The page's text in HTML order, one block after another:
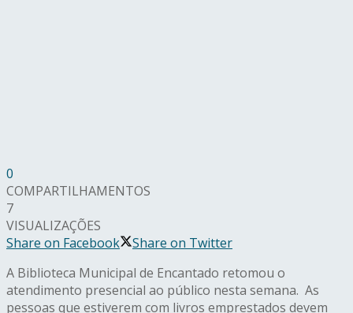
0
COMPARTILHAMENTOS
7
VISUALIZAÇÕES
Share on Facebook
Share on Twitter
A Biblioteca Municipal de Encantado retomou o
atendimento presencial ao público nesta semana. As
pessoas que estiverem com livros emprestados devem